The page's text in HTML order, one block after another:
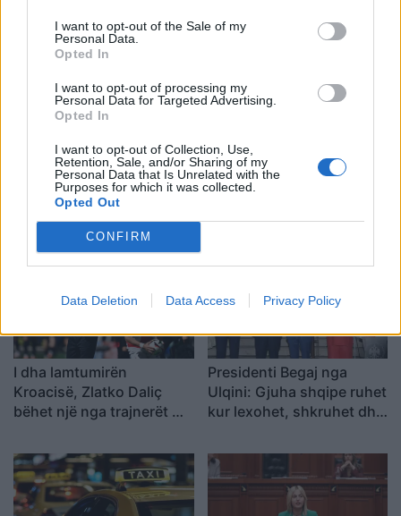
I want to opt-out of the Sale of my
Personal Data.
Opted In
I want to opt-out of processing my
Personal Data for Targeted Advertising.
Opted In
I want to opt-out of Collection, Use,
Retention, Sale, and/or Sharing of my
Personal Data that Is Unrelated with the
Purposes for which it was collected.
Opted Out
CONFIRM
Data Deletion Data Access Privacy Policy
Shtuarmë9.04.2025 12:54
I dha lamtumirën
Kroacisë, Zlatko Daliç
bëhet një nga trajnerët më
Presidenti Begaj nga
Ulqini: Gjuha shqipe ruhet
kur lexohet, shkruhet dhe